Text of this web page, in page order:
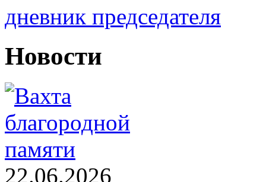
дневник председателя
Новости
22.06.2026